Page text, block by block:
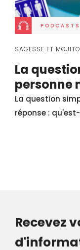
PODCASTS
SAGESSE ET MOJITO
La
personne
La question
réponse :
Recevez